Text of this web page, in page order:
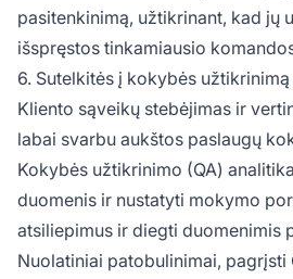
pasitenkinimą, užtikrinant, kad jų
išspręstos tinkamiausio
6. Sutelkitės į kokybės
Kliento sąveikų stebėjimas ir
labai svarbu aukštos paslaugų
Kokybės užtikrinimo (QA)
duomenis ir nustatyti mokymo
atsiliepimus ir diegti duomenimis
Nuolatiniai patobulinimai, pagrįsti